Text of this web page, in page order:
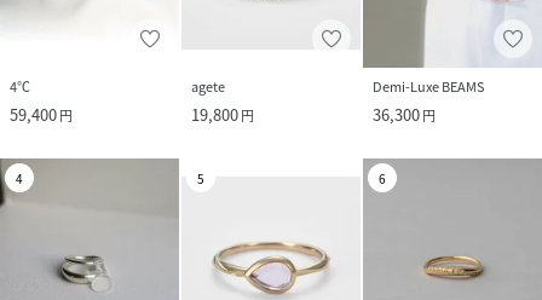
4℃
59,400円
agete
19,800円
Demi-Luxe BEAMS
36,300円
4 5 6